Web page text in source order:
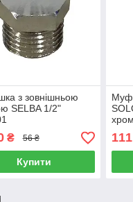
з зовнішньою
SELBA 1/2"
₴ 56 ₴
Купити